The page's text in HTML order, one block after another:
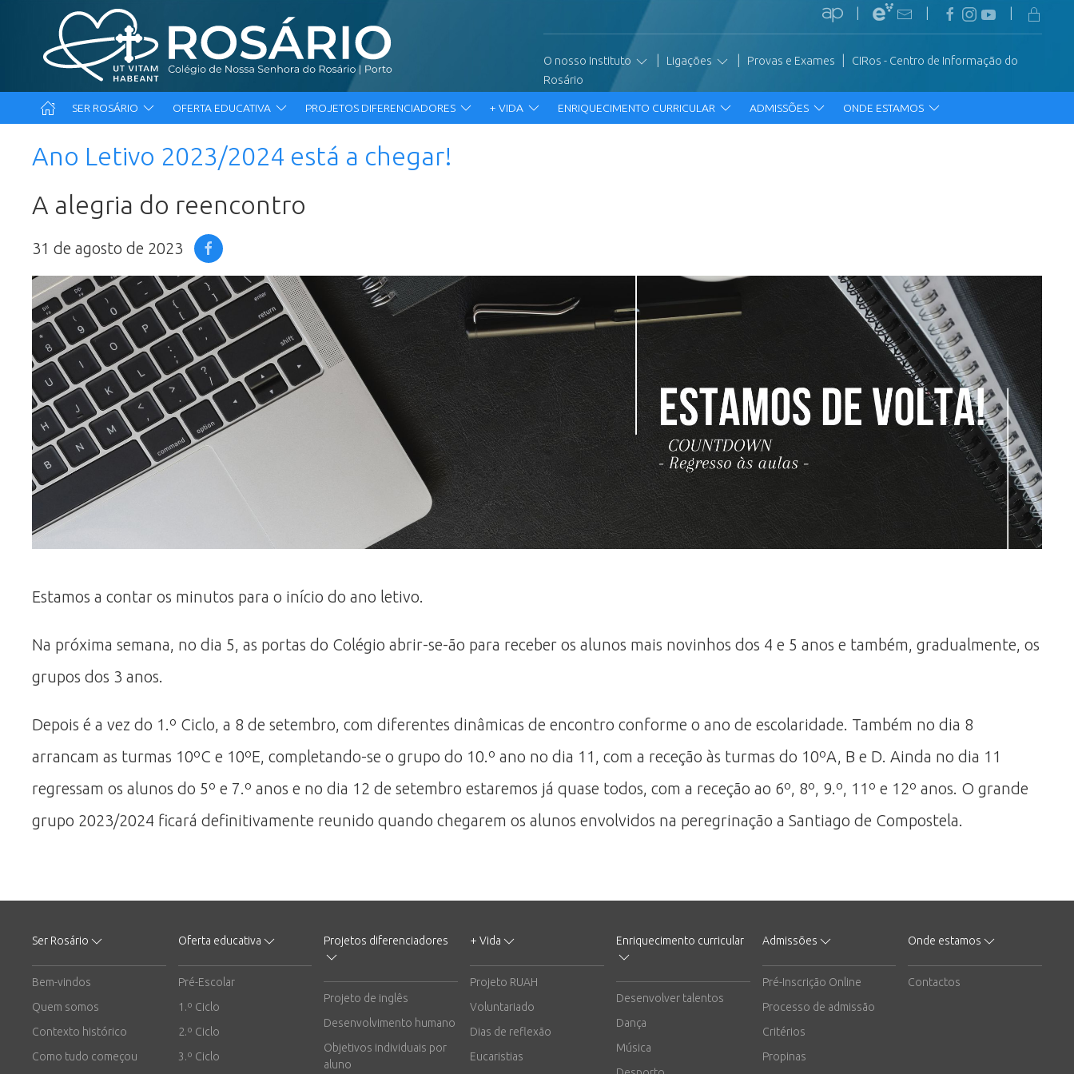
O nosso Instituto Ligações Provas e Exames
CIRos - Centro de Informação do
Rosário
SER ROSÁRIO OFERTA EDUCATIVA PROJETOS DIFERENCIADORES + VIDA ENRIQUECIMENTO CURRICULAR ADMISSÕES ONDE ESTAMOS
Ano Letivo 2023/2024 está a chegar!
A alegria do reencontro
31 de agosto de 2023
Estamos a contar os minutos para o início do ano letivo.
Na próxima semana, no dia 5, as portas do Colégio abrir-se-ão para receber os alunos mais novinhos dos 4 e 5 anos e também, gradualmente, os
grupos dos 3 anos.
Depois é a vez do 1.º Ciclo, a 8 de setembro, com diferentes dinâmicas de encontro conforme o ano de escolaridade. Também no dia 8
arrancam as turmas 10ºC e 10ºE, completando-se o grupo do 10.º ano no dia 11, com a receção às turmas do 10ºA, B e D. Ainda no dia 11
regressam os alunos do 5º e 7.º anos e no dia 12 de setembro estaremos já quase todos, com a receção ao 6º, 8º, 9.º, 11º e 12º anos. O grande
grupo 2023/2024 ficará definitivamente reunido quando chegarem os alunos envolvidos na peregrinação a Santiago de Compostela.
Ser Rosário
Bem-vindos
Quem somos
Contexto histórico
Como tudo começou
Oferta educativa
Pré-Escolar
1.º Ciclo
2.º Ciclo
3.º Ciclo
Projetos diferenciadores
Projeto de inglês
Desenvolvimento humano
Objetivos individuais por
aluno
+ Vida
Projeto RUAH
Voluntariado
Dias de reflexão
Eucaristias
Enriquecimento curricular
Desenvolver talentos
Dança
Música
Admissões
Pré-Inscrição Online
Processo de admissão
Critérios
Propinas
Onde estamos
Contactos